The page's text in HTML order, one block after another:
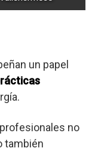
un papel
no
también